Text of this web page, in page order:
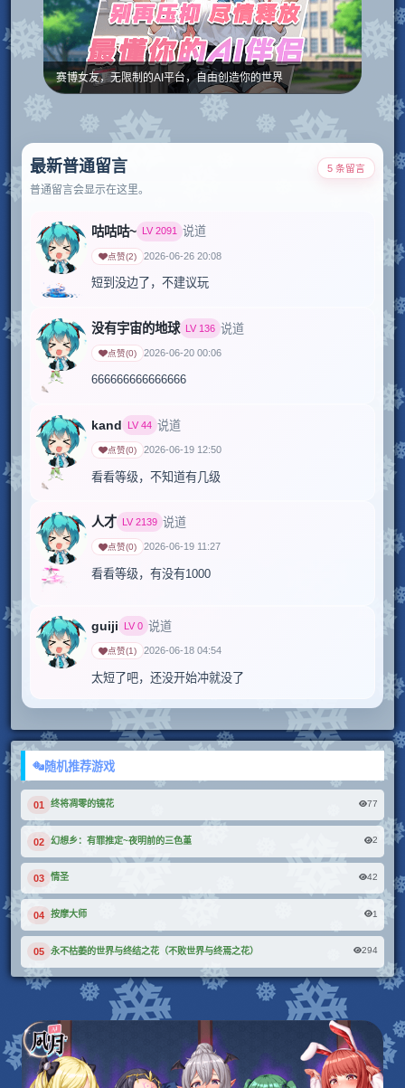
赛博女友，无限制的AI平台，自由创造你的世界
最新普通留言
普通留言会显示在这里。
5 条留言
咕咕咕~ LV2091 说道
点赞(2) 2026-06-26 20:08
没有宇宙的地球 LV 136 说道
点赞(0) 2026-06-20 00:06
666666666666666
kand LV44 说道
点赞(0) 2026-06-19 12:50
看看等级，不知道有几级
人才 LV2139 说道
点赞(0) 2026-06-19 11:27
看看等级，有没有1000
guiji LV0 说道
点赞(1) 2026-06-18 04:54
太短了吧，还没开始冲就没了
随机推荐游戏
01 终将凋零的镜花 77
02 幻想乡：有罪推定~夜明前的三色堇 2
03 情圣 42
04 按摩大师 1
05 永不枯萎的世界与终结之花（不败世界与终焉之花） 294